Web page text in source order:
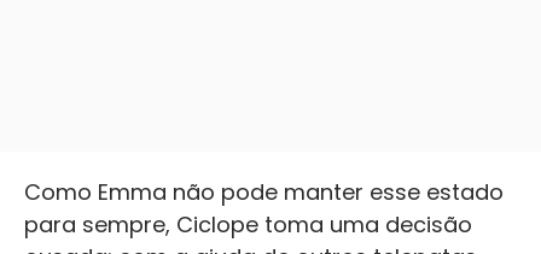
Como Emma não pode manter esse estado
para sempre, Ciclope toma uma decisão